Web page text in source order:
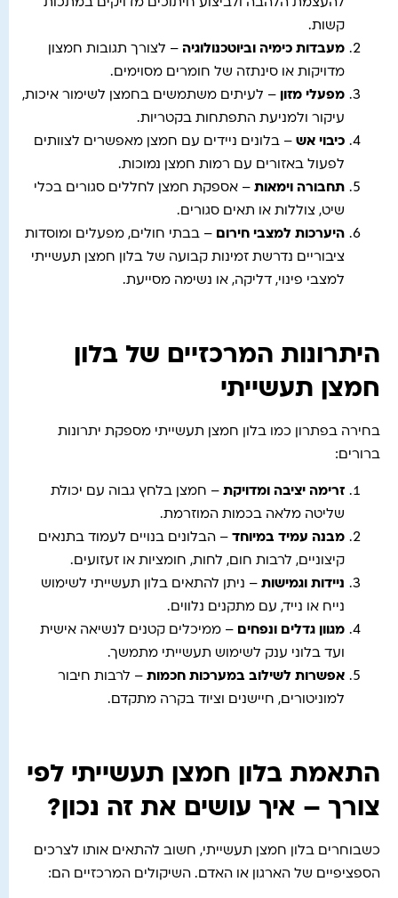
להעצמת הלהבה ולביצוע חיתוכים מדויקים במתכות
קשות.
מעבדות כימיה וביוטכנולוגיה – לצורך תגובות חמצון
מדויקות או סינתזה של חומרים מסוימים.
מפעלי מזון
– לעיתים משתמשים בחמצן לשימור איכות,
עיקור ולמניעת התפתחות בקטריות.
כיבוי אש – בלונים ניידים עם חמצן מאפשרים לצוותים
לפעול באזורים עם רמות חמצן נמוכות.
תחבורה וימאות – אספקת חמצן לחללים סגורים בכלי
שיט, צוללות או תאים סגורים.
היערכות למצבי חירום – בבתי חולים, מפעלים ומוסדות
ציבוריים נדרשת זמינות קבועה של בלון חמצן תעשייתי
למצבי פינוי, דליקה, או נשימה מסייעת.
היתרונות המרכזיים של בלון
חמצן תעשייתי
בחירה בפתרון כמו בלון חמצן תעשייתי מספקת יתרונות
ברורים:
זרימה יציבה ומדויקת – חמצן בלחץ גבוה עם יכולת
שליטה מלאה בכמות המוזרמת.
מבנה עמיד במיוחד – הבלונים בנויים לעמוד בתנאים
קיצוניים, לרבות חום, לחות, חומציות או זעזועים.
ניידות וגמישות – ניתן להתאים בלון תעשייתי לשימוש
נייח או נייד, עם מתקנים נלווים.
מגוון גדלים ונפחים – ממיכלים קטנים לנשיאה אישית
ועד בלוני ענק לשימוש תעשייתי מתמשך.
אפשרות לשילוב במערכות חכמות – לרבות חיבור
למוניטורים, חיישנים וציוד בקרה מתקדם.
התאמת בלון חמצן תעשייתי לפי
צורך – איך עושים את זה נכון?
כשבוחרים בלון חמצן תעשייתי, חשוב להתאים אותו לצרכים
הספציפיים של הארגון או האדם. השיקולים המרכזיים הם: